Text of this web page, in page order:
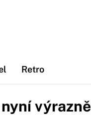
Retro
výrazně